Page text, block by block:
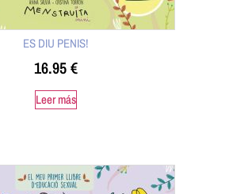
ES DIU PENIS!
16.95€
Leer más